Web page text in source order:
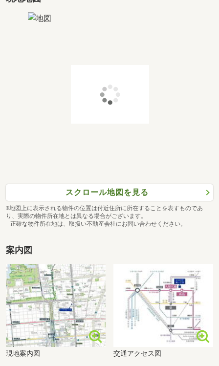
スクロール地図を見る
※地図上に表示される物件の位置は付近住所に所在することを表すものであ
り、実際の物件所在地とは異なる場合がございます。
正確な物件所在地は、取扱い不動産会社にお問い合わせください。
案内図
現地案内図 交通アクセス図